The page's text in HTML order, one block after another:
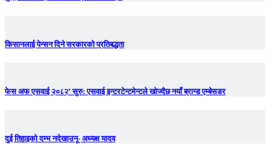
किसानलाई पेन्सन दिने सरकारको प्रतिबद्धता
फेस अफ एसवाई २०८२’ सुरु: एसवाई इन्टरटेन्टमेन्टले खोज्दैछ नयाँ ब्रान्ड एम्बेसडर
दुई तिहाइको दम्भ नदेखाउनू- अध्यक्ष यादव